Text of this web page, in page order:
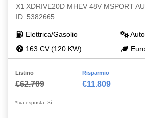
X1 XDRIVE20D MHEV 48V MSPORT
ID: 5382665
Elettrica/Gasolio
163 CV (120 KW)
Listino
€62.709
Risparmio
€11.809
*Iva esposta: Sì